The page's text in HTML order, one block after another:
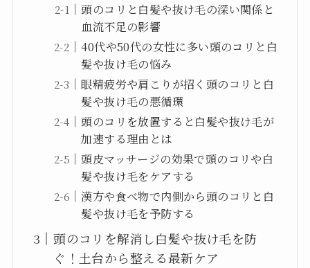
頭のコリと白髪や抜け毛の深い関係と
血流不足の影響
40代や50代の女性に多い頭のコリと白
髪や抜け毛の悩み
眼精疲労や肩こりが招く頭のコリと白
髪や抜け毛の悪循環
頭のコリを放置すると白髪や抜け毛が
加速する理由とは
頭皮マッサージの効果で頭のコリや白
髪や抜け毛をケアする
漢方や食べ物で内側から頭のコリと白
髪や抜け毛を予防する
頭のコリを解消し白髪や抜け毛を防
ぐ！土台から整える最新ケア